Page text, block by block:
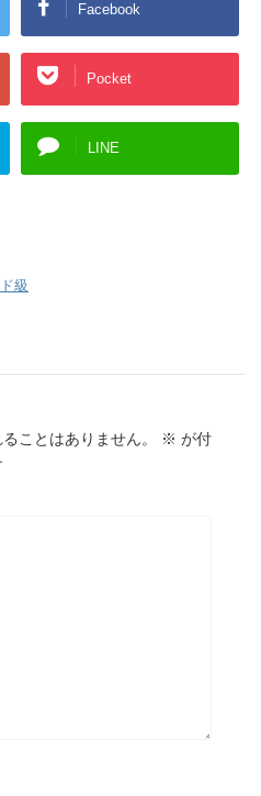
Facebook
Pocket
LINE
級
ことはありません。 ※ が付